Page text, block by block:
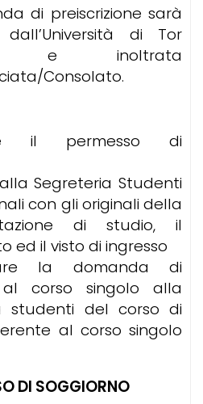
di preiscrizione sarà
di Tor
e inoltrata
Consolato.
il permesso di
Segreteria Studenti
con gli originali della
di studio, il
ed il visto di ingresso
la domanda di
al corso singolo alla
studenti del corso di
al corso singolo
DI SOGGIORNO